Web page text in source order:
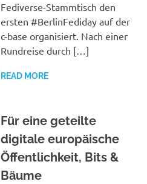
Fediverse-Stammtisch den
ersten #BerlinFediday auf der
c-base organisiert. Nach einer
Rundreise durch […]
READ MORE
Für eine geteilte
digitale europäische
Öffentlichkeit, Bits &
Bäume